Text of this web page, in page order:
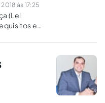
às 17:25
(Lei
e